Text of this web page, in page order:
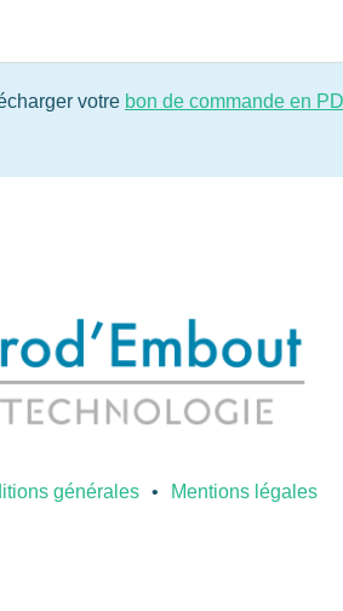
votre bon de commande en
générales Mentions légales